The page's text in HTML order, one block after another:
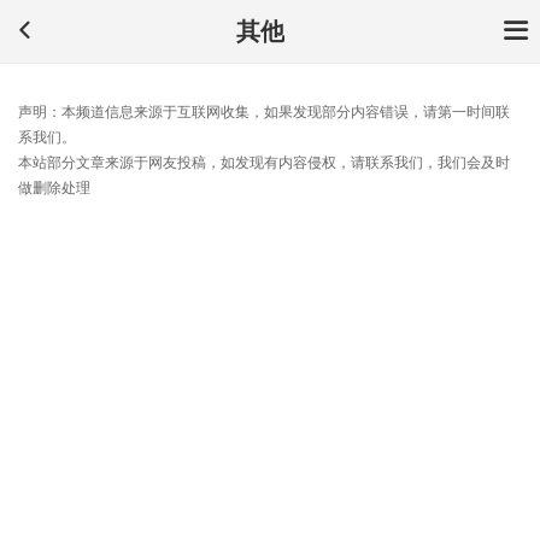
其他
声明：本频道信息来源于互联网收集，如果发现部分内容错误，请第一时间联
系我们。
本站部分文章来源于网友投稿，如发现有内容侵权，请联系我们，我们会及时
做删除处理